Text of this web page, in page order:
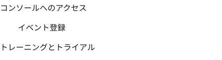
コンソールへのアクセス
イベント登録
トレーニングとトライアル